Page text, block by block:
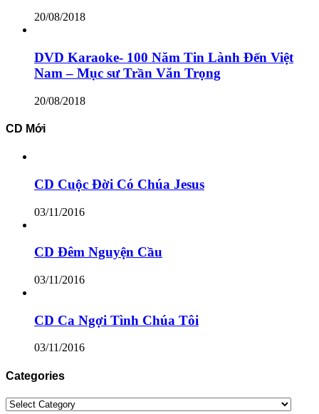
20/08/2018
DVD Karaoke- 100 Năm Tin Lành Đến Việt
Nam – Mục sư Trần Văn Trọng
20/08/2018
CD Mới
CD Cuộc Đời Có Chúa Jesus
03/11/2016
CD Đêm Nguyện Cầu
03/11/2016
CD Ca Ngợi Tình Chúa Tôi
03/11/2016
Categories
Categories